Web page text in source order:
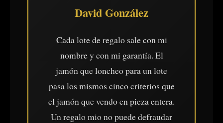
David González
Cada lote de regalo sale con mi
nombre y con mi garantía. El
jamón que loncheo para un lote
pasa los mismos cinco criterios que
el jamón que vendo en pieza entera.
Un regalo mio no puede defraudar